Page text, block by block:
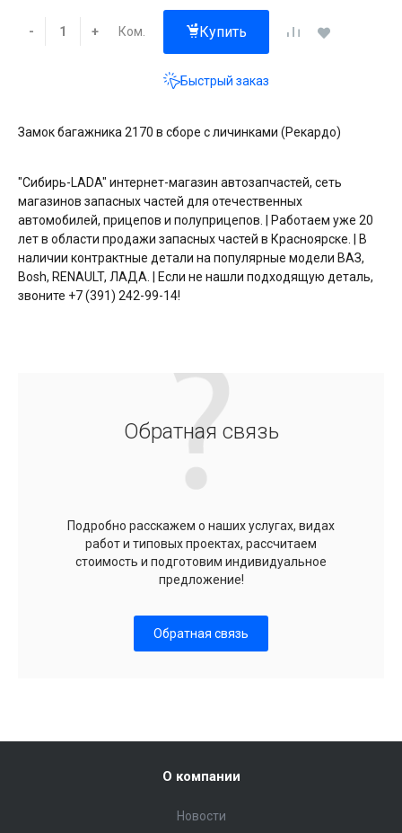
- + Ком. Купить
Быстрый заказ
Замок багажника 2170 в сборе с личинками (Рекардо)
"Сибирь-LADA" интернет-магазин автозапчастей, сеть
магазинов запасных частей для отечественных
автомобилей, прицепов и полуприцепов. | Работаем уже 20
лет в области продажи запасных частей в Красноярске. | В
наличии контрактные детали на популярные модели ВАЗ,
Bosh, RENAULT, ЛАДА. | Если не нашли подходящую деталь,
звоните +7 (391) 242-99-14!
Обратная связь
Подробно расскажем о наших услугах, видах
работ и типовых проектах, рассчитаем
стоимость и подготовим индивидуальное
предложение!
Обратная связь
О компании
Новости